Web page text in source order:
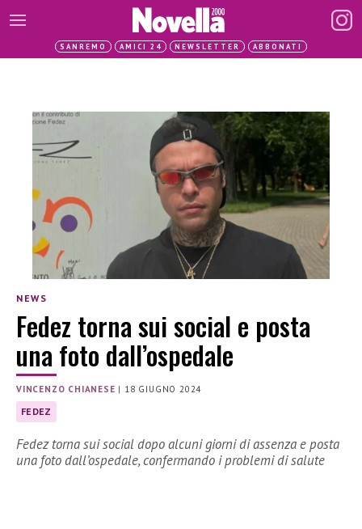
SANREMO AMICI 24 NEWSLETTER ABBONATI
NEWS
Fedez torna sui social e posta
una foto dall’ospedale
VINCENZO CHIANESE | 18 GIUGNO 2024
FEDEZ
Fedez torna sui social dopo alcuni giorni di assenza e posta
una foto dall’ospedale, confermando i problemi di salute